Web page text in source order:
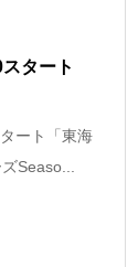
タート
ート「東海
Seaso...